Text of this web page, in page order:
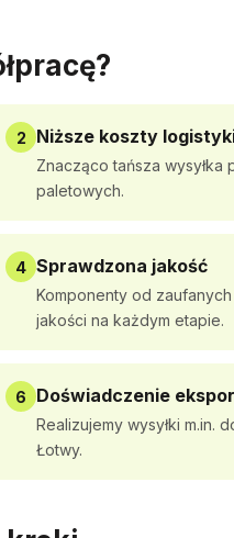
2 Niższe koszty
Znacząco tańsza wysyłka
paletowych.
4 Sprawdzona jakość
Komponenty od
jakości na każdym etapie.
6 Doświadczenie
Realizujemy wysyłki m.in.
Łotwy.